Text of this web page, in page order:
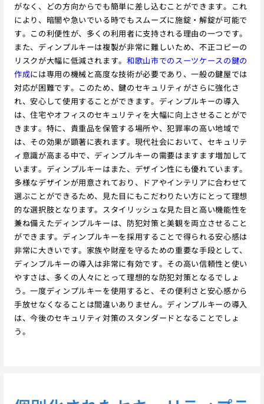
がなく、どの方向からでも簡単に差し込むことができます。これ
により、暗闇や急いでいる時でもスムーズに施錠・解錠が可能で
す。この利便性が、多くの利用者に支持される理由の一つです。
また、ディンプルキーは複製が非常に難しいため、不正コピーの
リスクが大幅に低減されます。和歌山市でのスーツケースの鍵の
作成には専用の機械と高度な技術が必要であり、一般の鍵屋では
対応が困難です。このため、鍵のセキュリティがさらに強化さ
れ、安心して使用することができます。ディンプルキーの導入
は、住宅やオフィスのセキュリティを大幅に向上させることがで
きます。特に、貴重品を保管する場所や、犯罪率の高い地域で
は、その効果が顕著に表れます。現代社会において、セキュリテ
ィ意識が高まる中で、ディンプルキーの需要はますます増加して
います。ディンプルキーはまた、デザイン性にも優れています。
多様なデザインが用意されており、ドアやインテリアに合わせて
選ぶことができるため、見た目にもこだわりたい方にとって理想
的な選択肢となります。スタイリッシュな見た目と高い機能性を
兼ね備えたディンプルキーは、防犯対策と美観を両立させること
ができます。ディンプルキーを採用することで得られる安心感は
非常に大きいです。家族や財産を守るための重要な手段として、
ディンプルキーの導入は非常に有効です。その高い信頼性と使い
やすさは、多くの人々にとって理想的な防犯対策となるでしょ
う。一度ディンプルキーを使用すると、その便利さと安心感から
手放せなくなることは間違いありません。ディンプルキーの導入
は、今後のセキュリティ対策のスタンダードとなることでしょ
う。